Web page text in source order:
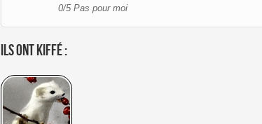
0/5 Pas pour moi
Ils ont kiffé :